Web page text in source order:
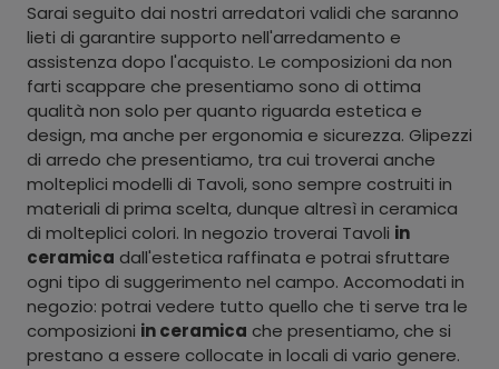
Sarai seguito dai nostri arredatori validi che saranno
lieti di garantire supporto nell'arredamento e
assistenza dopo l'acquisto. Le composizioni da non
farti scappare che presentiamo sono di ottima
qualità non solo per quanto riguarda estetica e
design, ma anche per ergonomia e sicurezza. Glipezzi
di arredo che presentiamo, tra cui troverai anche
molteplici modelli di Tavoli, sono sempre costruiti in
materiali di prima scelta, dunque altresì in ceramica
di molteplici colori. In negozio troverai Tavoli in
ceramica dall'estetica raffinata e potrai sfruttare
ogni tipo di suggerimento nel campo. Accomodati in
negozio: potrai vedere tutto quello che ti serve tra le
composizioni in ceramica che presentiamo, che si
prestano a essere collocate in locali di vario genere.